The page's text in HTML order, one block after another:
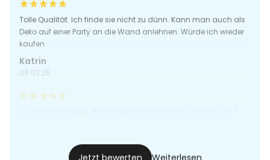
Tolle Qualität. Ich finde sie nicht zu dünn. Kann man auch als
Deko auf einer Party an die Wand anlehnen. Würde ich wieder
kaufen
Katrin
09.03.25
Jetzt bewerten Weiterlesen